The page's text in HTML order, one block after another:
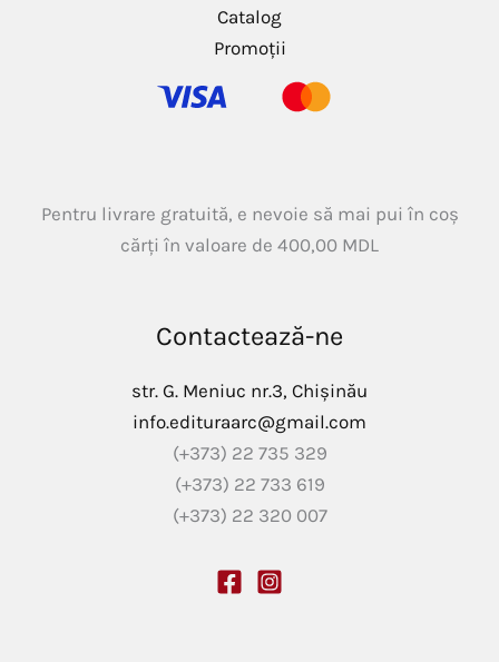
Catalog
Promoții
Pentru livrare gratuită, e nevoie să mai pui în coș
cărți în valoare de 400,00 MDL
Contactează-ne
str. G. Meniuc nr.3, Chișinău
info.edituraarc@gmail.com
(+373) 22 735 329
(+373) 22 733 619
(+373) 22 320 007